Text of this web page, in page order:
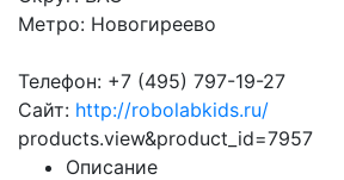
Метро: Новогиреево
Телефон: +7 (495) 797-19-27
Сайт: http://robolabkids.ru/
products.view&product_id=7957
Описание